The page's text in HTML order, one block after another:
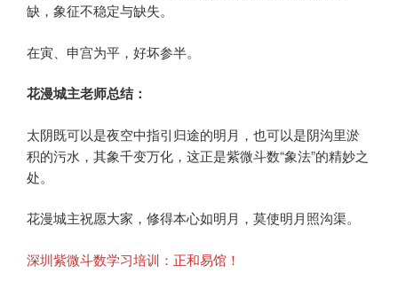
缺，象征不稳定与缺失。
在寅、申宫为平，好坏参半。
花漫城主老师总结：
太阴既可以是夜空中指引归途的明月，也可以是阴沟里淤
积的污水，其象千变万化，这正是紫微斗数“象法”的精妙之
处。
花漫城主祝愿大家，修得本心如明月，莫使明月照沟渠。
深圳紫微斗数学习培训：正和易馆！